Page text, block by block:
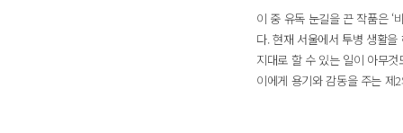
이 중 유독 눈길을 끈 작품은 ‘
다. 현재 서울에서 투병 생활
지대로 할 수 있는 일이 아무
이에게 용기와 감동을 주는 제